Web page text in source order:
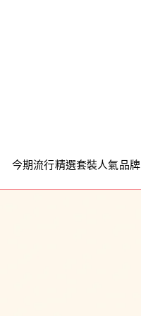
今期流行精選套裝人氣品牌